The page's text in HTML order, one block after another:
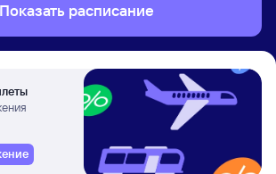
Показать расписание